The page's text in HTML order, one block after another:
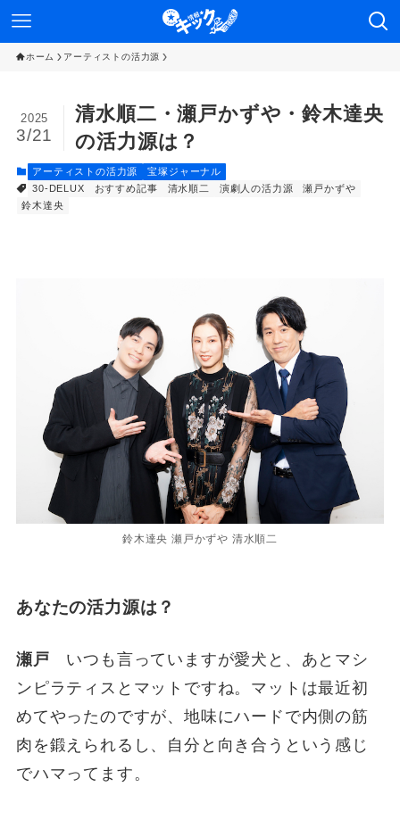
ホーム アーティストの活力源
清水順二・瀬戸かずや・鈴木達央
の活力源は？
2025
3/21
アーティストの活力源
宝塚ジャーナル
30-DELUX
おすすめ記事 清水順二 演劇人の活力源
瀬戸かずや
鈴木達央
鈴木達央 瀬戸かずや 清水順二
あなたの活力源は？
瀬戸 いつも言っていますが愛犬と、あとマシ
ンピラティスとマットですね。マットは最近初
めてやったのですが、地味にハードで内側の筋
肉を鍛えられるし、自分と向き合うという感じ
でハマってます。